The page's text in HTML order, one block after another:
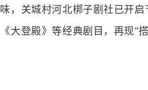
，关城村河北梆子剧社已开
《大登殿》等经典剧目，再现“